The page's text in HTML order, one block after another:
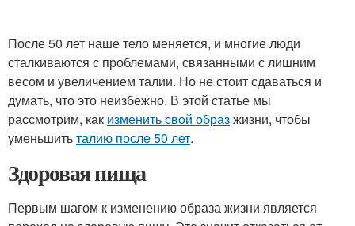
После 50 лет наше тело меняется, и многие люди
сталкиваются с проблемами, связанными с лишним
весом и увеличением талии. Но не стоит сдаваться и
думать, что это неизбежно. В этой статье мы
рассмотрим, как изменить свой образжизни, чтобы
уменьшитьталию после 50 лет.
Здоровая пища
Первым шагом к изменению образа жизни является